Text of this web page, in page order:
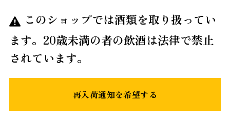
このショップでは酒類を取り扱ってい
ます。20歳未満の者の飲酒は法律で禁止
されています。
再入荷通知を希望する